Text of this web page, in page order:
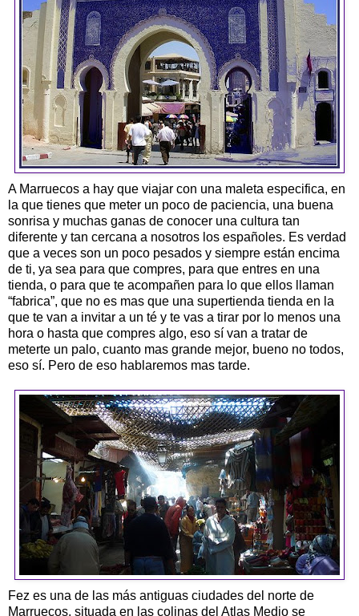
A Marruecos a hay que viajar con una maleta especifica, en
la que tienes que meter un poco de paciencia, una buena
sonrisa y muchas ganas de conocer una cultura tan
diferente y tan cercana a nosotros los españoles. Es verdad
que a veces son un poco pesados y siempre están encima
de ti, ya sea para que compres, para que entres en una
tienda, o para que te acompañen para lo que ellos llaman
“fabrica”, que no es mas que una supertienda tienda en la
que te van a invitar a un té y te vas a tirar por lo menos una
hora o hasta que compres algo, eso sí van a tratar de
meterte un palo, cuanto mas grande mejor, bueno no todos,
eso sí. Pero de eso hablaremos mas tarde.
Fez es una de las más antiguas ciudades del norte de
Marruecos, situada en las colinas del Atlas Medio se